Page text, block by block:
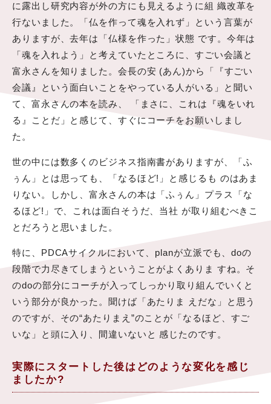
に露出し研究内容が外の方にも見えるように組 織改革を
行ないました。「仏を作って魂を入れず」という言葉が
ありますが、去年は「仏様を作った」状態 です。今年は
「魂を入れよう」と考えていたところに、すごい会議と
富永さんを知りました。会長の安 (あん)から「『すごい
会議』という面白いことをやっている人がいる」と聞い
て、富永さんの本を読み、 「まさに、これは『魂をいれ
る』ことだ」と感じて、すぐにコーチをお願いしまし
た。
世の中には数多くのビジネス指南書がありますが、「ふ
ぅん」とは思っても、「なるほど!」と感じるも のはあま
りない。しかし、富永さんの本は「ふぅん」プラス「な
るほど!」で、これは面白そうだ、当社 が取り組むべきこ
とだろうと思いました。
特に、PDCAサイクルにおいて、planが立派でも、doの
段階で力尽きてしまうということがよくありま すね。そ
のdoの部分にコーチが入ってしっかり取り組んでいくと
いう部分が良かった。聞けば「あたりま えだな」と思う
のですが、その“あたりまえ”のことが「なるほど、すご
いな」と頭に入り、間違いないと 感じたのです。
実際にスタートした後はどのような変化を感じ
ましたか?